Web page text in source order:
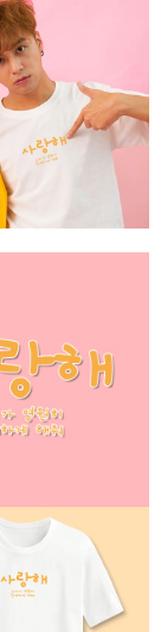
商店將以您的個人
集、處理及利用，
更正。
userRule
為準，若有關於
「AFTEE先享後付
home
付」服務完成之交
關給付款項請求債
意方可使用
公司不負相關責
狀況，依本公司即
公司將視審查結果
惡意使用之情形，
取法律行動。